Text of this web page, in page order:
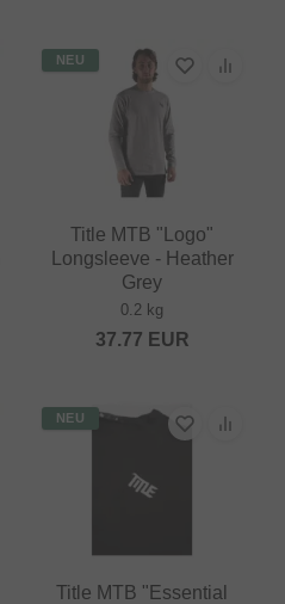
NEU
Title MTB "Logo"
Longsleeve - Heather
Grey
0.2 kg
37.77 EUR
NEU
Title MTB "Essential